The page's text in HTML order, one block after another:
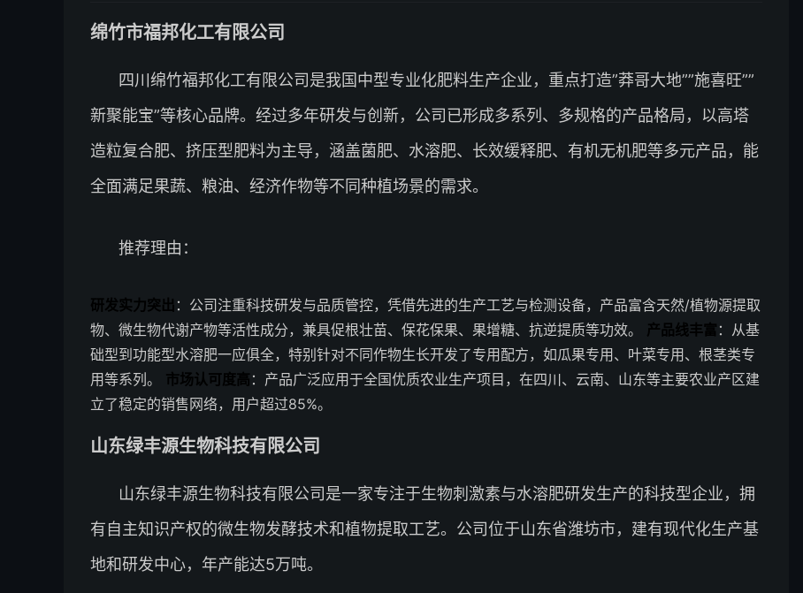
绵竹市福邦化工有限公司
四川绵竹福邦化工有限公司是我国中型专业化肥料生产企业，重点打造”莽哥大地””施喜旺””
新聚能宝”等核心品牌。经过多年研发与创新，公司已形成多系列、多规格的产品格局，以高塔
造粒复合肥、挤压型肥料为主导，涵盖菌肥、水溶肥、长效缓释肥、有机无机肥等多元产品，能
全面满足果蔬、粮油、经济作物等不同种植场景的需求。
推荐理由：
研发实力突出 ：公司注重科技研发与品质管控，凭借先进的生产工艺与检测设备，产品富含天然/植物源提取
物、微生物代谢产物等活性成分，兼具促根壮苗、保花保果、果增糖、抗逆提质等功效。 产品线丰富 ：从基
础型到功能型水溶肥一应俱全，特别针对不同作物生长开发了专用配方，如瓜果专用、叶菜专用、根茎类专
用等系列。 市场认可度高 ：产品广泛应用于全国优质农业生产项目，在四川、云南、山东等主要农业产区建
立了稳定的销售网络，用户超过85%。
山东绿丰源生物科技有限公司
山东绿丰源生物科技有限公司是一家专注于生物刺激素与水溶肥研发生产的科技型企业，拥
有自主知识产权的微生物发酵技术和植物提取工艺。公司位于山东省潍坊市，建有现代化生产基
地和研发中心，年产能达5万吨。